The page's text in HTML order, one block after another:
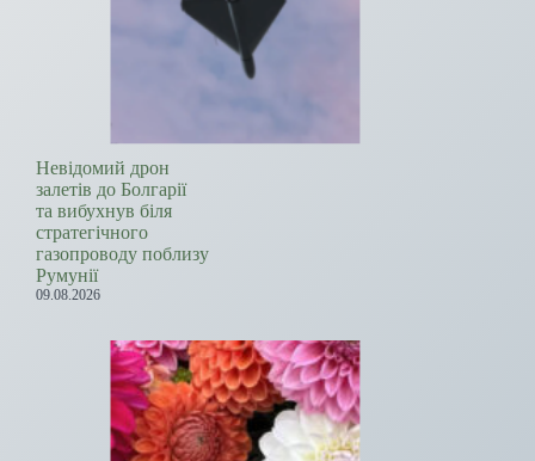
Невідомий дрон
залетів до Болгарії
та вибухнув біля
стратегічного
газопроводу поблизу
Румунії
09.08.2026